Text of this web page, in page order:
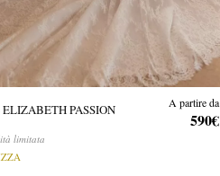
PASSION
limitata
A partire da
590€